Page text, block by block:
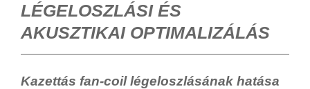
LÉGELOSZLÁSI ÉS
AKUSZTIKAI OPTIMALIZÁLÁS
Kazettás fan-coil légeloszlásának hatása